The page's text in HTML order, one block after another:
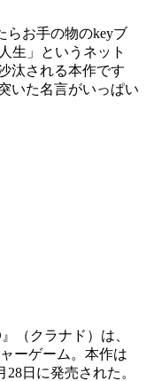
らお手の物のkeyブ
生」というネット
汰される本作です
いた名言がいっぱい
（クラナド）は、
ーゲーム。本作は
日に発売された。